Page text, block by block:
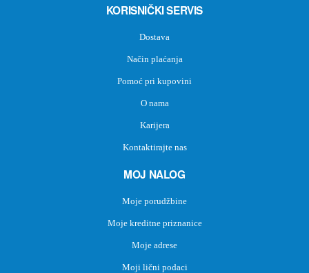
KORISNIČKI SERVIS
Dostava
Način plaćanja
Pomoć pri kupovini
O nama
Karijera
Kontaktirajte nas
MOJ NALOG
Moje porudžbine
Moje kreditne priznanice
Moje adrese
Moji lični podaci